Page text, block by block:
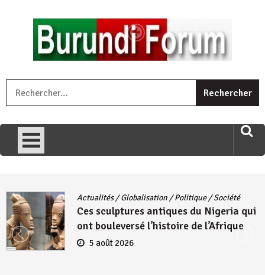
umariye umuryango wawe canke igihugu cakwibarutse .Wewe
uri ngaha ndagusigiye iki kibazo : Uriko ukora iki kugira ngo
Actualités/Globalisation /Politique/Société
Ces sculptures antiques du Nigeria qui
ont bouleversé l’histoire de l’Afrique
5 août 2026